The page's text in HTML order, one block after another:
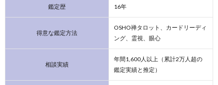
鑑定歴 16年
得意な鑑定方法
OSHO禅タロット、カードリーディ
ング、霊視、眼心
相談実績
年間1,600人以上（累計2万人超の
鑑定実績と推定）